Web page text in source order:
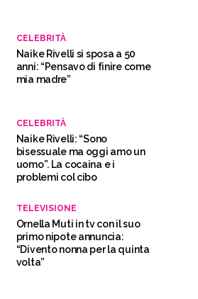
CELEBRITÀ
Naike Rivelli si sposa a 50
anni: “Pensavo di finire come
mia madre”
CELEBRITÀ
Naike Rivelli: “Sono
bisessuale ma oggi amo un
uomo”. La cocaina e i
problemi col cibo
TELEVISIONE
Ornella Muti in tv con il suo
primo nipote annuncia:
“Divento nonna per la quinta
volta”